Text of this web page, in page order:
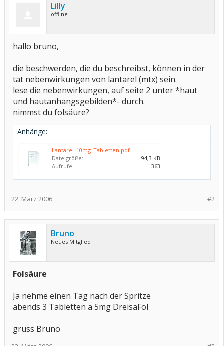
Lilly
offline
hallo bruno,
die beschwerden, die du beschreibst, können in der
tat nebenwirkungen von lantarel (mtx) sein.
lese die nebenwirkungen, auf seite 2 unter *haut
und hautanhangsgebilden*- durch.
nimmst du folsäure?
Anhänge:
Lantarel_10mg_Tabletten.pdf
Dateigröße:
94,3 KB
Aufrufe:
363
#2
22. März 2006
Bruno
Neues Mitglied
Folsäure
Ja nehme einen Tag nach der Spritze
abends 3 Tabletten a 5mg DreisaFol
gruss Bruno